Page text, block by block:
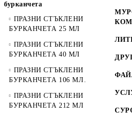
бурканчета
ПРАЗНИ СТЪКЛЕНИ
БУРКАНЧЕТА 25 МЛ
ПРАЗНИ СТЪКЛЕНИ
БУРКАНЧЕТА 40 МЛ
ПРАЗНИ СТЪКЛЕНИ
БУРКАНЧЕТА 106 МЛ.
ПРАЗНИ СТЪКЛЕНИ
БУРКАНЧЕТА 212 МЛ